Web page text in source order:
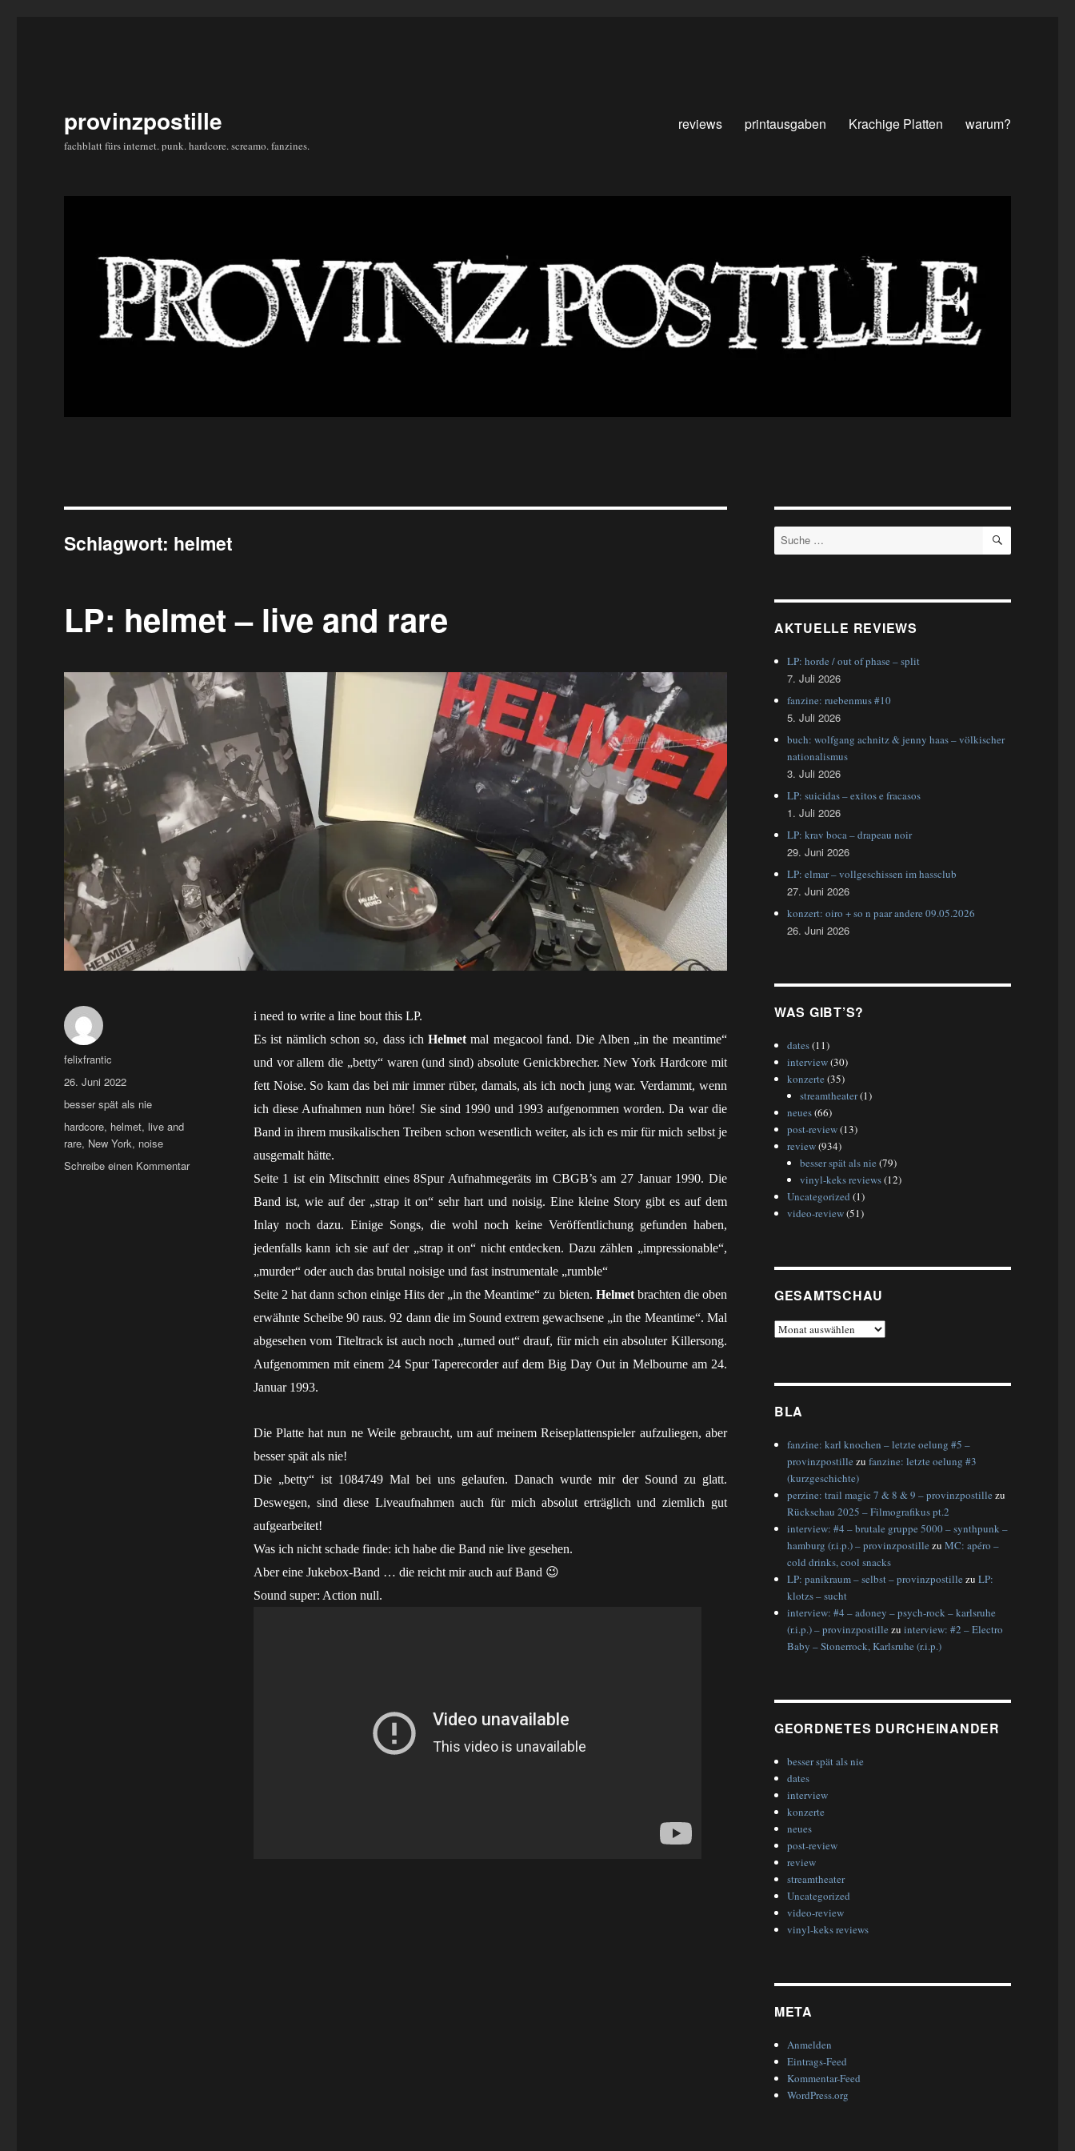
provinzpostille
fachblatt fürs internet. punk. hardcore. screamo. fanzines.
reviews printausgaben Krachige Platten warum?
Schlagwort: helmet
LP: helmet – live and rare
i need to write a line bout this LP.
Es ist nämlich schon so, dass ichHelmet mal megacool fand. Die Alben „in the meantime“
und vor allem die „betty“ waren (und sind) absolute Genickbrecher. New York Hardcore mit
fett Noise. So kam das bei mir immer rüber, damals, als ich noch jung war. Verdammt, wenn
ich diese Aufnahmen nun höre! Sie sind 1990 und 1993 aufgenommen worden. Da war die
Band in ihrem musikalischen Treiben schon wesentlich weiter, als ich es mir für mich selbst je
ausgemalt hätte.
Seite 1 ist ein Mitschnitt eines 8Spur Aufnahmegeräts im CBGB’s am 27 Januar 1990. Die
Band ist, wie auf der „strap it on“ sehr hart und noisig. Eine kleine Story gibt es auf dem
Inlay noch dazu. Einige Songs, die wohl noch keine Veröffentlichung gefunden haben,
jedenfalls kann ich sie auf der „strap it on“ nicht entdecken. Dazu zählen „impressionable“,
„murder“ oder auch das brutal noisige und fast instrumentale „rumble“
Seite 2 hat dann schon einige Hits der „in the Meantime“ zu bieten. Helmetbrachten die oben
erwähnte Scheibe 90 raus. 92 dann die im Sound extrem gewachsene „in the Meantime“. Mal
abgesehen vom Titeltrack ist auch noch „turned out“ drauf, für mich ein absoluter Killersong.
Aufgenommen mit einem 24 Spur Taperecorder auf dem Big Day Out in Melbourne am 24.
Januar 1993.
Die Platte hat nun ne Weile gebraucht, um auf meinem Reiseplattenspieler aufzuliegen, aber
besser spät als nie!
Die „betty“ ist 1084749 Mal bei uns gelaufen. Danach wurde mir der Sound zu glatt.
Deswegen, sind diese Liveaufnahmen auch für mich absolut erträglich und ziemlich gut
aufgearbeitet!
Was ich nicht schade finde: ich habe die Band nie live gesehen.
Aber eine Jukebox-Band … die reicht mir auch auf Band 😉
Sound super: Action null.
Autor
felixfrantic
Veröffentlicht
am
26. Juni 2022
Kategorien
besser spät als nie
Schlagwörter
hardcore, helmet, live and
rare, New York, noise
Schreibe einen Kommentarzu
Suche
nach:
SUCHEN
AKTUELLE REVIEWS
LP: horde / out of phase – split
7. Juli 2026
fanzine: ruebenmus #10
5. Juli 2026
buch: wolfgang achnitz & jenny haas – völkischer
nationalismus
3. Juli 2026
LP: suicidas – exitos e fracasos
1. Juli 2026
LP: krav boca – drapeau noir
29. Juni 2026
LP: elmar – vollgeschissen im hassclub
27. Juni 2026
konzert: oiro + so n paar andere 09.05.2026
26. Juni 2026
WAS GIBT’S?
dates(11)
interview(30)
konzerte (35)
streamtheater(1)
neues(66)
post-review(13)
review(934)
besser spät als nie (79)
vinyl-keks reviews(12)
Uncategorized (1)
video-review(51)
GESAMTSCHAU
gesamtschau
BLA
fanzine: karl knochen – letzte oelung #5 –
provinzpostille zufanzine: letzte oelung #3
(kurzgeschichte)
perzine: trail magic 7 & 8 & 9 – provinzpostille zu
Rückschau 2025 – Filmografikus pt.2
interview: #4 – brutale gruppe 5000 – synthpunk –
hamburg (r.i.p.) – provinzpostille zuMC: apéro –
cold drinks, cool snacks
LP: panikraum – selbst – provinzpostille zuLP:
klotzs – sucht
interview: #4 – adoney – psych-rock – karlsruhe
(r.i.p.) – provinzpostille zuinterview: #2 – Electro
Baby – Stonerrock, Karlsruhe (r.i.p.)
GEORDNETES DURCHEINANDER
besser spät als nie
dates
interview
konzerte
neues
post-review
review
streamtheater
Uncategorized
video-review
vinyl-keks reviews
META
Anmelden
Eintrags-Feed
Kommentar-Feed
WordPress.org